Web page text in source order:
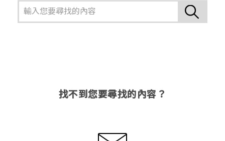
找不到您要尋找的內容？